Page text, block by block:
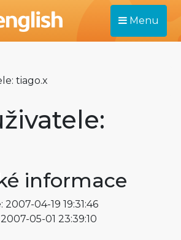
Menu
tiago.x
informace
04-19 19:31:46
05-01 23:39:10